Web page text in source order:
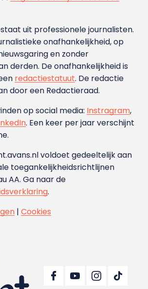
uit professionele journalisten.
onafhankelijkheid, op
en zonder
derden. De onafhankelijkheid is
redactiestatuut. De redactie
door een Redactieraad.
op social media: Instragram,
. Een keer per jaar verschijnt
voldoet gedeeltelijk aan
toegankelijkheidsrichtlijnen
AA. Ga naar de
.
| Cookies